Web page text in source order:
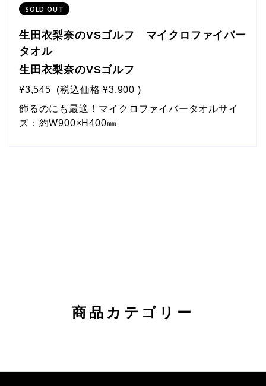
SOLD OUT
生田衣梨奈のVSゴルフ マイクロファイバー
タオル
生田衣梨奈のVSゴルフ
¥3,545 (税込価格 ¥3,900 )
飾るのにも最適！マイクロファイバータオルサイ
ズ：約W900×H400㎜
商品カテゴリー